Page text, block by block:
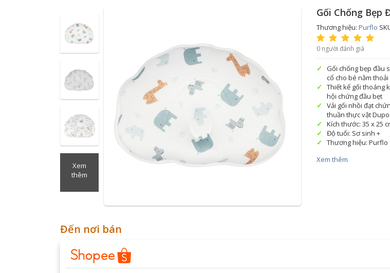
Xem
thêm
Gối Chống Bẹp
Thương hiệu: Purflo
0 người đánh giá
Gối chống bẹp đầu
cổ cho bé nằm thoải
Thiết kế gối thoáng
hội chứng đầu bẹt
Vải gối nhồi đạt
thuần thực vật
Kích thước: 35 x 25
Độ tuổi: Sơ sinh +
Thương hiệu: Purflo
Xem thêm
Đến nơi bán